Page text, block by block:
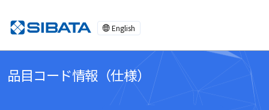
English
品目コード情報（仕様）